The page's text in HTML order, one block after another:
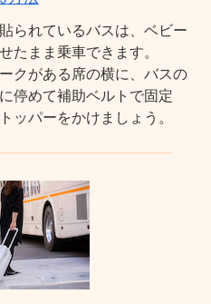
られているバスは、ベビー
たまま乗車できます。
クがある席の横に、バスの
停めて補助ベルトで固定
ッパーをかけましょう。